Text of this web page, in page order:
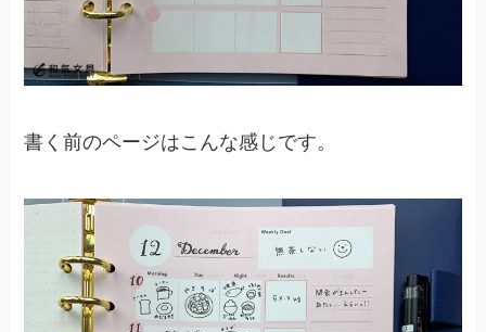
書く前のページはこんな感じです。